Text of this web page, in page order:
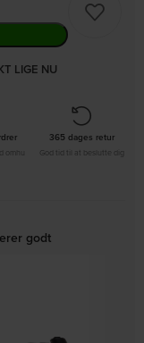
LIGE NU
365 dages retur
God tid til at beslutte dig
godt